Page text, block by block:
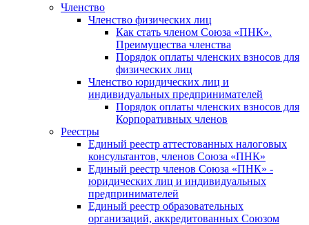
Членство
Членство физических лиц
Как стать членом Союза «ПНК».
Преимущества членства
Порядок оплаты членских взносов для
физических лиц
Членство юридических лиц и
индивидуальных предпринимателей
Порядок оплаты членских взносов для
Корпоративных членов
Реестры
Единый реестр аттестованных налоговых
консультантов, членов Союза «ПНК»
Единый реестр членов Союза «ПНК» -
юридических лиц и индивидуальных
предпринимателей
Единый реестр образовательных
организаций, аккредитованных Союзом